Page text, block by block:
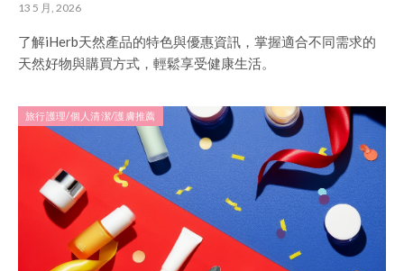
13 5 月, 2026
了解iHerb天然產品的特色與優惠資訊，掌握適合不同需求的
天然好物與購買方式，輕鬆享受健康生活。
旅行護理/個人清潔/護膚推薦